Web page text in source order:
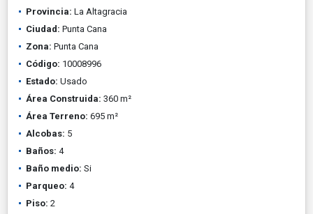
Provincia: La Altagracia
Ciudad: Punta Cana
Zona: Punta Cana
Código: 10008996
Estado: Usado
Área Construida: 360 m²
Área Terreno: 695 m²
Alcobas: 5
Baños: 4
Baño medio: Si
Parqueo: 4
Piso: 2